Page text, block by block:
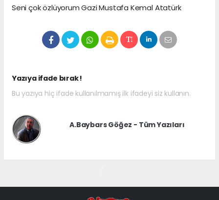
Seni çok özlüyorum Gazi Mustafa Kemal Atatürk
Yazıya ifade bırak !
Bu yazıya hiç ifade kullanılmamış ilk ifadeyi siz kullanın.
A.Baybars Göğez - Tüm Yazıları